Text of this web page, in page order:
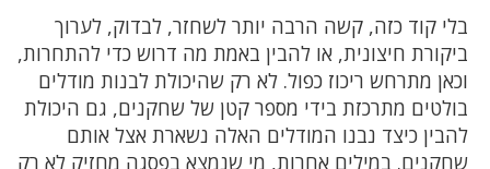
בלי קוד כזה, קשה הרבה יותר לשחזר, לבדוק, לערוך
ביקורת חיצונית, או להבין באמת מה דרוש כדי להתחרות,
וכאן מתרחש ריכוז כפול. לא רק שהיכולת לבנות מודלים
בולטים מתרכזת בידי מספר קטן של שחקנים, גם היכולת
להבין כיצד נבנו המודלים האלה נשארת אצל אותם
שחקנים. במילים אחרות, מי שנמצא בפסגה מחזיק לא רק